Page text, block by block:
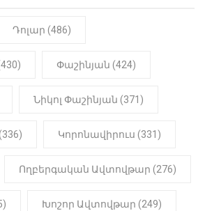
Դոլար (486)
Փաշինյան (424)
Նիկոլ Փաշինյան (371)
Կորոնավիրուս (331)
Ողբերգական Ավտովթար (276)
Խոշոր Ավտովթար (249)